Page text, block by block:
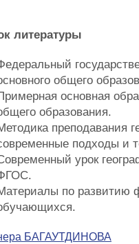
литературы
общего
основная
образования.
преподавания
подходы и
урок
по развитию
БАГАУТДИНОВА